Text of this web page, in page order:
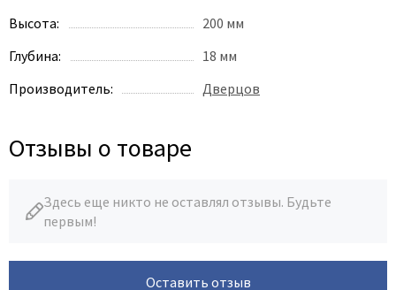
Высота:
200 мм
Глубина:
18 мм
Производитель:
Дверцов
Отзывы о товаре
Здесь еще никто не оставлял отзывы. Будьте
первым!
Оставить отзыв